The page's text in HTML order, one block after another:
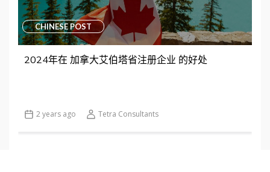
CHINESE POST
2024年在 加拿大艾伯塔省注册企业 的好处
2 years ago Tetra Consultants